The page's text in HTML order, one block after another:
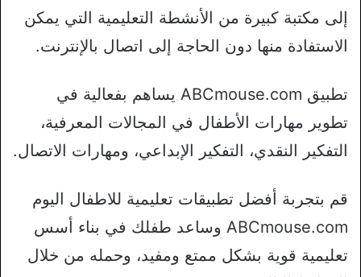
إلى مكتبة كبيرة من الأنشطة التعليمية التي يمكن
الاستفادة منها دون الحاجة إلى اتصال بالإنترنت.
تطبيق ABCmouse.com يساهم بفعالية في
تطوير مهارات الأطفال في المجالات المعرفية،
التفكير النقدي، التفكير الإبداعي، ومهارات الاتصال.
قم بتجربة أفضل تطبيقات تعليمية للاطفال اليوم
ABCmouse.com وساعد طفلك في بناء أسس
تعليمية قوية بشكل ممتع ومفيد، وحمله من خلال